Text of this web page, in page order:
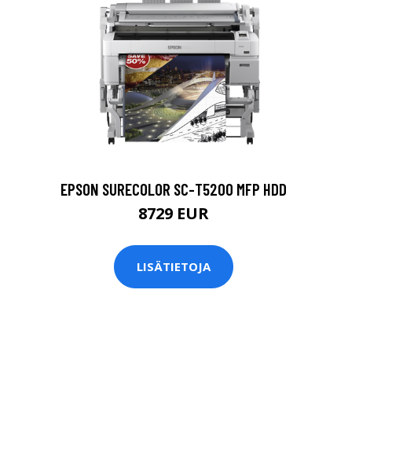
EPSON SURECOLOR SC-T5200 MFP HDD
8729 EUR
LISÄTIETOJA